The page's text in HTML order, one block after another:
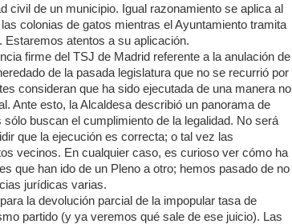
civil de un municipio. Igual razonamiento se aplica al
colonias de gatos mientras el Ayuntamiento tramita
Estaremos atentos a su aplicación.
firme del TSJ de Madrid referente a la anulación de
de la pasada legislatura que no se recurrió por
consideran que ha sido ejecutada de una manera no
Ante esto, la Alcaldesa describió un panorama de
buscan el cumplimiento de la legalidad. No será
que la ejecución es correcta; o tal vez las
vecinos. En cualquier caso, es curioso ver cómo ha
que han ido de un Pleno a otro; hemos pasado de no
jurídicas varias.
la devolución parcial de la impopular tasa de
partido (y ya veremos qué sale de ese juicio). Las